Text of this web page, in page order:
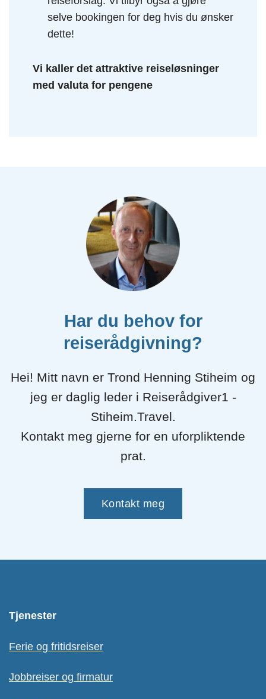
selve bookingen for deg hvis du ønsker
dette!
Vi kaller det attraktive reiseløsninger
med valuta for pengene
Har du behov for
reiserådgivning?
Hei! Mitt navn er Trond Henning Stiheim og
jeg er daglig leder i Reiserådgiver1 -
Stiheim.Travel.
Kontakt meg gjerne for en uforpliktende
prat.
Kontakt meg
Tjenester
Ferie og fritidsreiser
Jobbreiser og firmatur